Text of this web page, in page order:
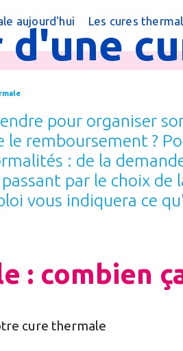
aujourd'hui
thermale ?
magazine
Les cures
Cures
?
d'une
pour organiser
le remboursement ?
: de la
par le choix
vous indiquera ce
: combien
cure thermale